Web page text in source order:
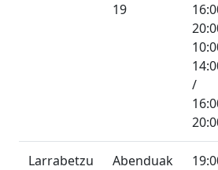
19
/
Larrabetzu
Abenduak